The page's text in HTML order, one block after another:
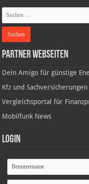
Partner Webseiten
Dein Amigo für günstige
Kfz und Sachversicherungen
Vergleichsportal für
Mobilfunk News
Login